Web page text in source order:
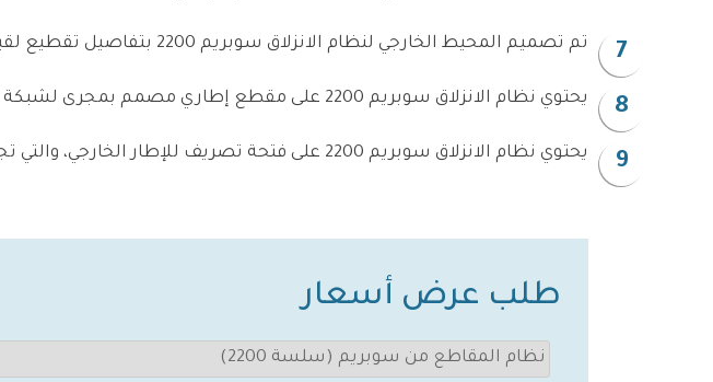
تم تصميم المحيط الخارجي لنظام الانزلاق سوبريم 2200 بتفاصيل تقطيع لقبول مقطع إضافي.
يحتوي نظام الانزلاق سوبريم 2200 على مقطع إطاري مصمم بمجرى لشبكة الحماية من الحشرات وإطار لهذه الشبكة.
يحتوي نظام الانزلاق سوبريم 2200 على فتحة تصريف للإطار الخارجي، والتي تجمع المياه التي تمر عبر فتحة تصريف كبيرة بقدر كافٍ نحو الأمام.
طلب عرض أسعار